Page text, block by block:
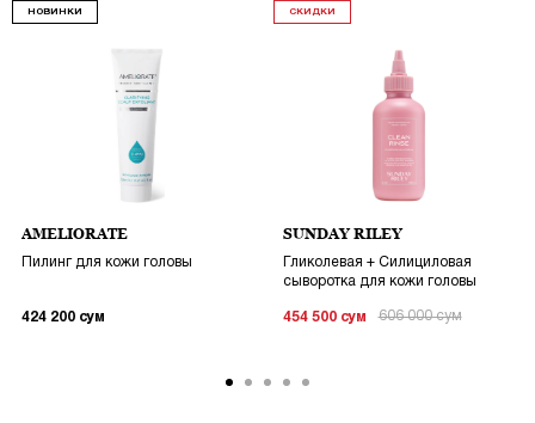
НОВИНКИ
AMELIORATE
Пилинг для кожи головы
424 200 сум
СКИДКИ
SUNDAY RILEY
Гликолевая + Силициловая
сыворотка для кожи головы
454 500 сум 606 000сум